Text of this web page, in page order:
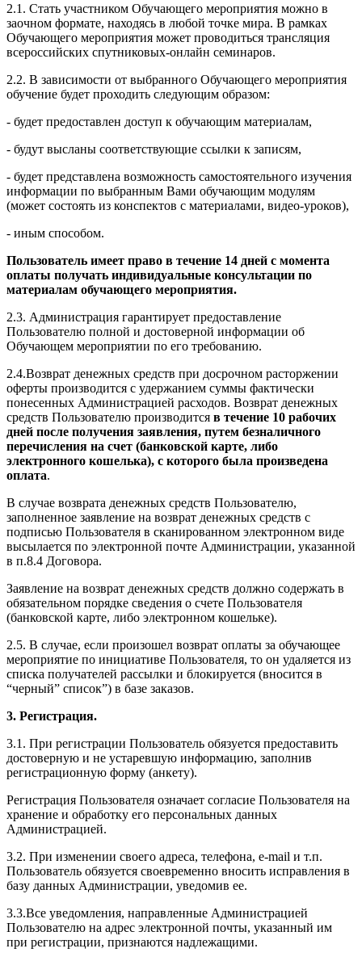
2.1. Стать участником Обучающего мероприятия можно в
заочном формате, находясь в любой точке мира. В рамках
Обучающего мероприятия может проводиться трансляция
всероссийских спутниковых-онлайн семинаров.
2.2. В зависимости от выбранного Обучающего мероприятия
обучение будет проходить следующим образом:
- будет предоставлен доступ к обучающим материалам,
- будут высланы соответствующие ссылки к записям,
- будет представлена возможность самостоятельного изучения
информации по выбранным Вами обучающим модулям
(может состоять из конспектов с материалами, видео-уроков),
- иным способом.
Пользователь имеет право в течение 14 дней с момента
оплаты получать индивидуальные консультации по
материалам обучающего мероприятия.
2.3. Администрация гарантирует предоставление
Пользователю полной и достоверной информации об
Обучающем мероприятии по его требованию.
2.4.Возврат денежных средств при досрочном расторжении
оферты производится с удержанием суммы фактически
понесенных Администрацией расходов. Возврат денежных
средств Пользователю производится в течение 10 рабочих
дней после получения заявления, путем безналичного
перечисления на счет (банковской карте, либо
электронного кошелька), с которого была произведена
оплата.
В случае возврата денежных средств Пользователю,
заполненное заявление на возврат денежных средств с
подписью Пользователя в сканированном электронном виде
высылается по электронной почте Администрации, указанной
в п.8.4 Договора.
Заявление на возврат денежных средств должно содержать в
обязательном порядке сведения о счете Пользователя
(банковской карте, либо электронном кошельке).
2.5. В случае, если произошел возврат оплаты за обучающее
мероприятие по инициативе Пользователя, то он удаляется из
списка получателей рассылки и блокируется (вносится в
“черный” список”) в базе заказов.
3. Регистрация.
3.1. При регистрации Пользователь обязуется предоставить
достоверную и не устаревшую информацию, заполнив
регистрационную форму (анкету).
Регистрация Пользователя означает согласие Пользователя на
хранение и обработку его персональных данных
Администрацией.
3.2. При изменении своего адреса, телефона, e-mail и т.п.
Пользователь обязуется своевременно вносить исправления в
базу данных Администрации, уведомив ее.
3.3.Все уведомления, направленные Администрацией
Пользователю на адрес электронной почты, указанный им
при регистрации, признаются надлежащими.